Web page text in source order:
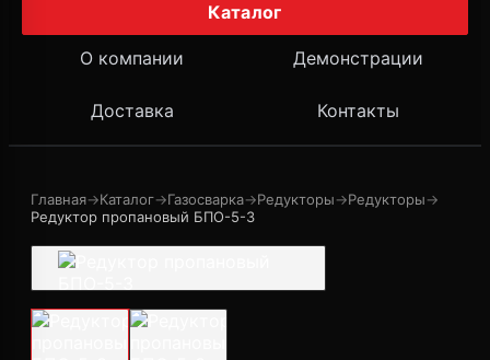
Каталог
О компании Демонстрации
Доставка Контакты
Главная→Каталог→Газосварка→Редукторы→Редукторы→
Редуктор пропановый БПО-5-3